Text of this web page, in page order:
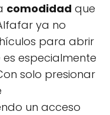
comodidad que
ya no
para abrir
especialmente
solo presionar
un acceso